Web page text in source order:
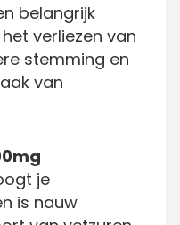
belangrijk
verliezen van
stemming en
van
je
is nauw